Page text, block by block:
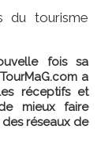
du tourisme
fois sa
a
réceptifs et
mieux faire
réseaux de